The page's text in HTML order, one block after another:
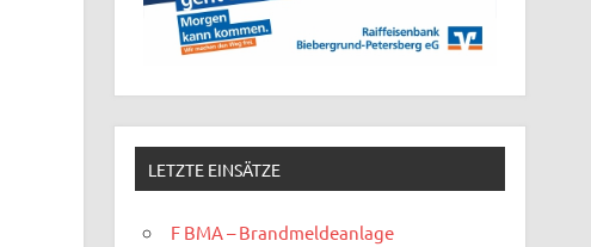
LETZTE EINSÄTZE
F BMA – Brandmeldeanlage